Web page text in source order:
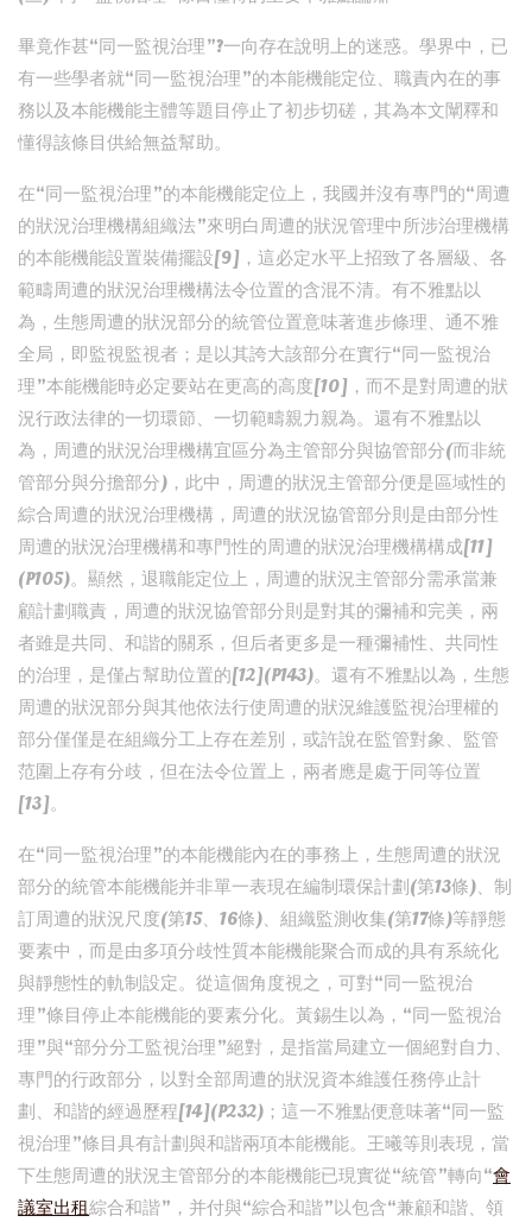
畢竟作甚“同一監視治理”?一向存在說明上的迷惑。學界中，已
有一些學者就“同一監視治理”的本能機能定位、職責內在的事
務以及本能機能主體等題目停止了初步切磋，其為本文闡釋和
懂得該條目供給無益幫助。
在“同一監視治理”的本能機能定位上，我國并沒有專門的“周遭
的狀況治理機構組織法”來明白周遭的狀況管理中所涉治理機構
的本能機能設置裝備擺設[9]，這必定水平上招致了各層級、各
範疇周遭的狀況治理機構法令位置的含混不清。有不雅點以
為，生態周遭的狀況部分的統管位置意味著進步條理、通不雅
全局，即監視監視者；是以其誇大該部分在實行“同一監視治
理”本能機能時必定要站在更高的高度[10]，而不是對周遭的狀
況行政法律的一切環節、一切範疇親力親為。還有不雅點以
為，周遭的狀況治理機構宜區分為主管部分與協管部分(而非統
管部分與分擔部分)，此中，周遭的狀況主管部分便是區域性的
綜合周遭的狀況治理機構，周遭的狀況協管部分則是由部分性
周遭的狀況治理機構和專門性的周遭的狀況治理機構構成[11]
(P105)。顯然，退職能定位上，周遭的狀況主管部分需承當兼
顧計劃職責，周遭的狀況協管部分則是對其的彌補和完美，兩
者雖是共同、和諧的關系，但后者更多是一種彌補性、共同性
的治理，是僅占幫助位置的[12](P143)。還有不雅點以為，生態
周遭的狀況部分與其他依法行使周遭的狀況維護監視治理權的
部分僅僅是在組織分工上存在差別，或許說在監管對象、監管
范圍上存有分歧，但在法令位置上，兩者應是處于同等位置
[13]。
在“同一監視治理”的本能機能內在的事務上，生態周遭的狀況
部分的統管本能機能并非單一表現在編制環保計劃(第13條)、制
訂周遭的狀況尺度(第15、16條)、組織監測收集(第17條)等靜態
要素中，而是由多項分歧性質本能機能聚合而成的具有系統化
與靜態性的軌制設定。從這個角度視之，可對“同一監視治
理”條目停止本能機能的要素分化。黃錫生以為，“同一監視治
理”與“部分分工監視治理”絕對，是指當局建立一個絕對自力、
專門的行政部分，以對全部周遭的狀況資本維護任務停止計
劃、和諧的經過歷程[14](P232)；這一不雅點便意味著“同一監
視治理”條目具有計劃與和諧兩項本能機能。王曦等則表現，當
下生態周遭的狀況主管部分的本能機能已現實從“統管”轉向“會
議室出租綜合和諧”，并付與“綜合和諧”以包含“兼顧和諧、領